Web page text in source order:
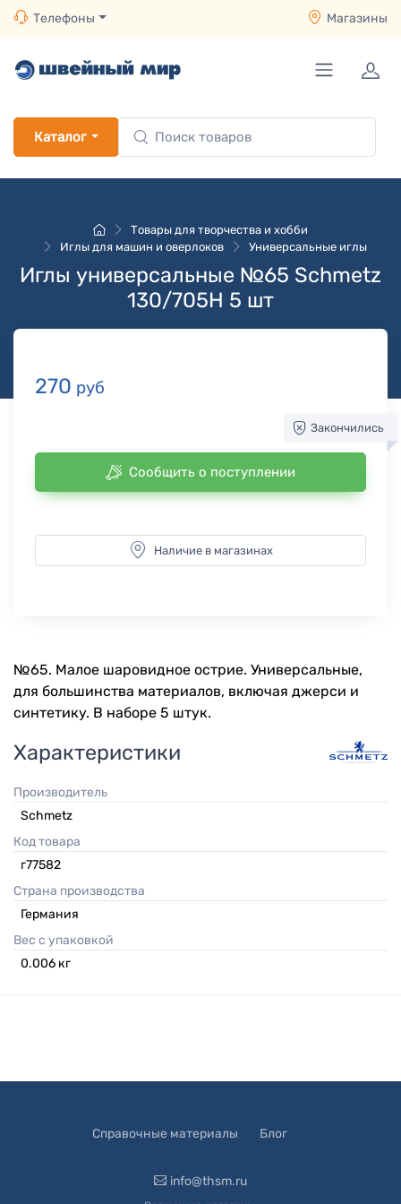
Телефоны Магазины
Каталог
Товары для творчества и хобби
Иглы для машин и оверлоков
Универсальные иглы
Иглы универсальные №65 Schmetz
130/705H 5 шт
270 руб
Закончились
Сообщить о поступлении
Наличие в магазинах
№65. Малое шаровидное острие. Универсальные,
для большинства материалов, включая джерси и
синтетику. В наборе 5 штук.
Характеристики
Производитель
Schmetz
Код товара
г77582
Страна производства
Германия
Вес с упаковкой
0.006 кг
Справочные материалы Блог
info@thsm.ru